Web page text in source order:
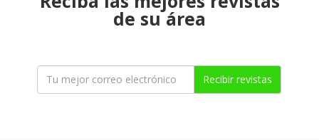
de su área
Recibir revistas